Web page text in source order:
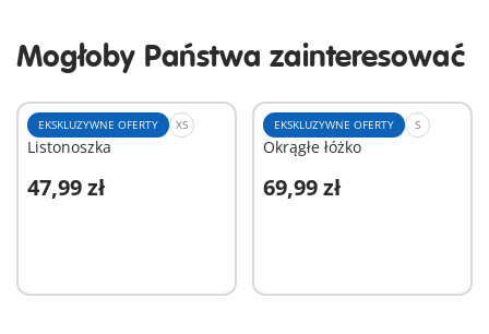
Mogłoby Państwa zainteresować
EKSKLUZYWNE OFERTY XS
Listonoszka
47,99 zł
Dodaj do koszyka
EKSKLUZYWNE OFERTY S
Okrągłe łóżko
69,99 zł
Dodaj do koszyka